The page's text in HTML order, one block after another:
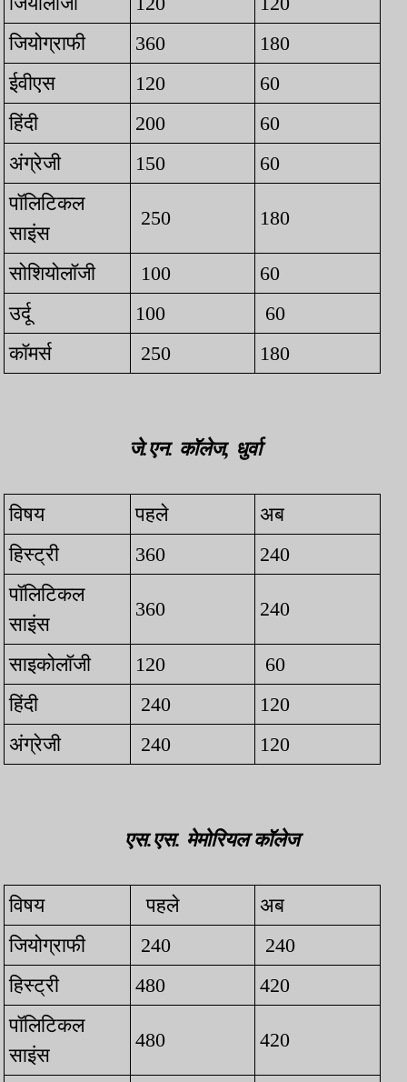
जियोग्राफी
360
180
ईवीएस
120
60
हिंदी
200
60
अंग्रेजी
150
60
पॉलिटिकल
साइंस
250 180
सोशियोलॉजी 100
60
उर्दू
100
60
कॉमर्स
250 180
जे.एन. कॉलेज, धुर्वा
विषय पहले
अब
हिस्ट्री
360
240
पॉलिटिकल
साइंस
360 240
साइकोलॉजी 120
60
हिंदी
240
120
अंग्रेजी
240 120
एस.एस. मेमोरियल कॉलेज
विषय पहले
अब
जियोग्राफी
240
240
हिस्ट्री
480
420
पॉलिटिकल
साइंस
480 420